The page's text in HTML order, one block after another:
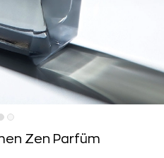
Zen Parfüm